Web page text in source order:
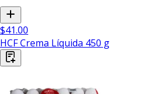
$41.00
HCF Crema Líquida 450 g